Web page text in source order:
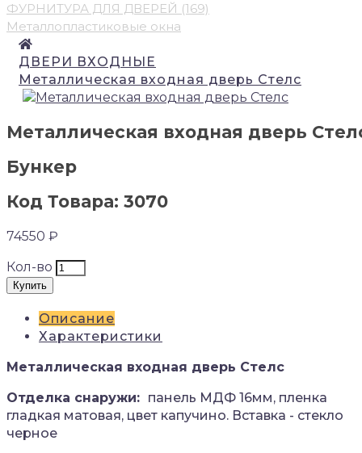
ФУРНИТУРА ДЛЯ ДВЕРЕЙ (169)
Металлопластиковые окна
ДВЕРИ ВХОДНЫЕ
Металлическая входная дверь Стелс
Металлическая входная дверь
Бункер
Код Товара: 3070
74550 ₽
Кол-во
Купить
Описание
Характеристики
Металлическая входная дверь Стелс
Отделка снаружи: панель МДФ 16мм, пленка
гладкая матовая, цвет капучино. Вставка - стекло
черное